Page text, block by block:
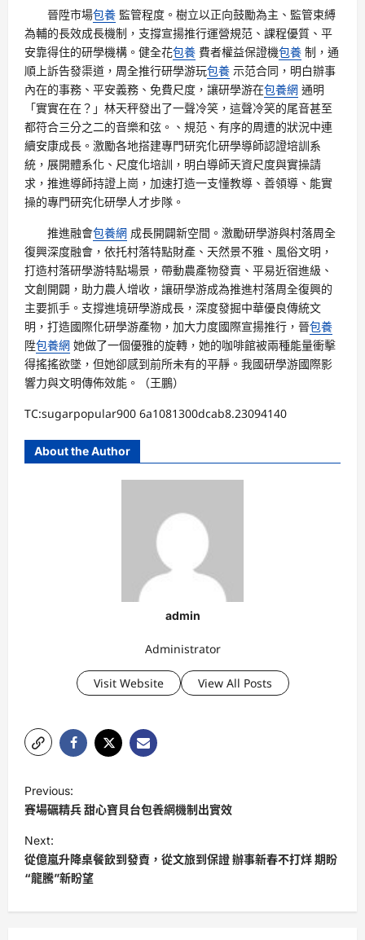
晉陞市場包養 監管程度。樹立以正向鼓勵為主、監管束縛
為輔的長效成長機制，支撐宣揚推行運營規范、課程優質、平
安靠得住的研學機構。健全花包養 費者權益保證機包養 制，通
順上訴告發渠道，周全推行研學游玩包養 示范合同，明白辦事
內在的事務、平安義務、免費尺度，讓研學游在包養網 通明
「實實在在？」林天秤發出了一聲冷笑，這聲冷笑的尾音甚至
都符合三分之二的音樂和弦。、規范、有序的周遭的狀況中連
續安康成長。激勵各地搭建專門研究化研學導師認證培訓系
統，展開體系化、尺度化培訓，明白導師天資尺度與實操請
求，推進導師持證上崗，加速打造一支懂教導、善領導、能實
操的專門研究化研學人才步隊。
推進融會包養網 成長開闢新空間。激勵研學游與村落周全
復興深度融會，依托村落特點財產、天然景不雅、風俗文明，
打造村落研學游特點場景，帶動農產物發賣、平易近宿進級、
文創開闢，助力農人增收，讓研學游成為推進村落周全復興的
主要抓手。支撐進境研學游成長，深度發掘中華優良傳統文
明，打造國際化研學游產物，加大力度國際宣揚推行，晉包養
陞包養網 她做了一個優雅的旋轉，她的咖啡館被兩種能量衝擊
得搖搖欲墜，但她卻感到前所未有的平靜。我國研學游國際影
響力與文明傳佈效能。（王鵬）
TC:sugarpopular900 6a1081300dcab8.23094140
About the Author
admin
Administrator
Visit Website View All Posts
o
s
t
n
a
Previous:
賽場礪精兵 甜心寶貝台包養網機制出實效
Next:
從億嵐升降桌餐飲到發賣，從文旅到保證 辦事新春不打烊 期盼
“龍騰”新盼望